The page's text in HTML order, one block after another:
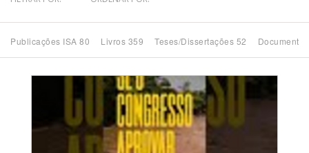
Área de Levantamento
Publicações ISA 80 Livros 359 Teses/Dissertações 52